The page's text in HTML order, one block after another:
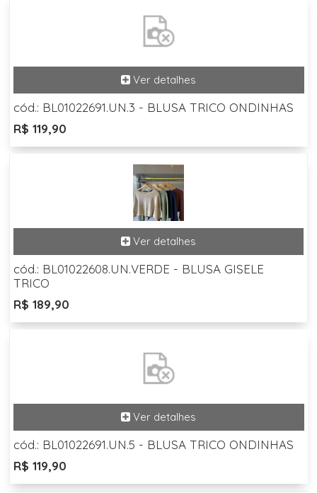
cód.: BL01022691.UN.3 - BLUSA TRICO ONDINHAS
R$ 119,90
cód.: BL01022608.UN.VERDE - BLUSA GISELE
TRICO
R$ 189,90
cód.: BL01022691.UN.5 - BLUSA TRICO ONDINHAS
R$ 119,90